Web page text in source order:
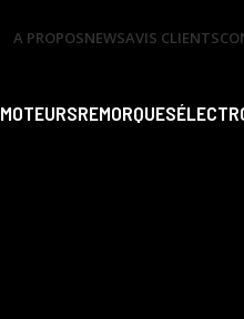
A PROPOSNEWSAVIS CLIENTS
MOTEURSREMORQUES